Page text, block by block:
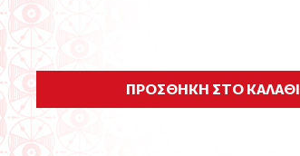
ΠΡΟΣΘΗΚΗ ΣΤΟ ΚΑΛΑΘΙ